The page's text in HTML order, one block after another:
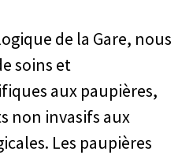
de la Gare, nous
soins et
aux paupières,
non invasifs aux
Les paupières